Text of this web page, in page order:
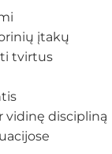
įtakų
tvirtus
vidinę discipliną